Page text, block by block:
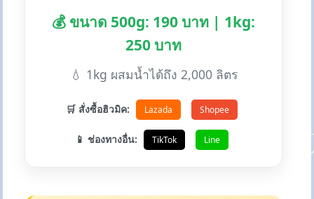
💰 ขนาด 500g: 190 บาท | 1kg:
250 บาท
💧 1kg ผสมน้ำได้ถึง 2,000 ลิตร
🛒 สั่งซื้อฮิวมิค: Lazada Shopee
📱 ช่องทางอื่น: TikTok Line